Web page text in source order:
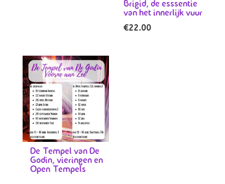
Brigid, de esssentie
van het innerlijk vuur
€22.00
De Tempel van De
Godin, vieringen en
Open Tempels